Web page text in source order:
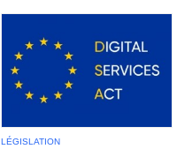
LÉGISLATION